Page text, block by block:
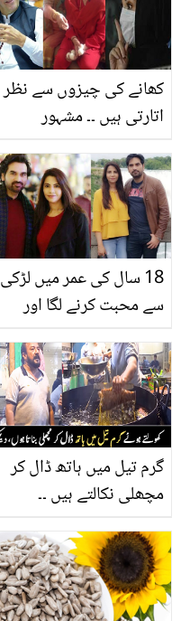
کھانے کی چیزوں سے نظر
اتارتی ہیں ۔۔ مشہور
بچنے کے کیا کرتی ہیں؟
18 سال کی عمر میں لڑکی
سے محبت کرنے لگا اور
باوجود مداح ہمایوں کو
شوہر کیوں مانتی تھی؟
گرم تیل میں ہاتھ ڈال کر
مچھلی نکالتے ہیں ۔۔
کس وجہ سے نہیں جلتا؟